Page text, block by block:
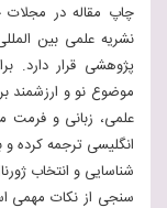
چاپ مقاله در مجلات
نشریه علمی بین‌
پژوهشی قرار دارد.
موضوع نو و ارزشمند
علمی، زبانی و فرمت
انگلیسی ترجمه کرده و
شناسایی و انتخاب
سنجی از نکات مهمی